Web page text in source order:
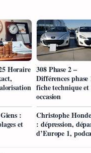
Horaire 308 Phase 2 –
Différences phase
fiche technique
occasion
:
et
Christophe
: dépression,
d’Europe 1,